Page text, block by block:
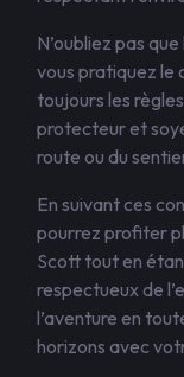
N’oubliez pas
vous pratiquez le
toujours les
protecteur et
route ou du
En suivant ces
pourrez profiter
Scott tout en
respectueux de
l’aventure en
horizons avec